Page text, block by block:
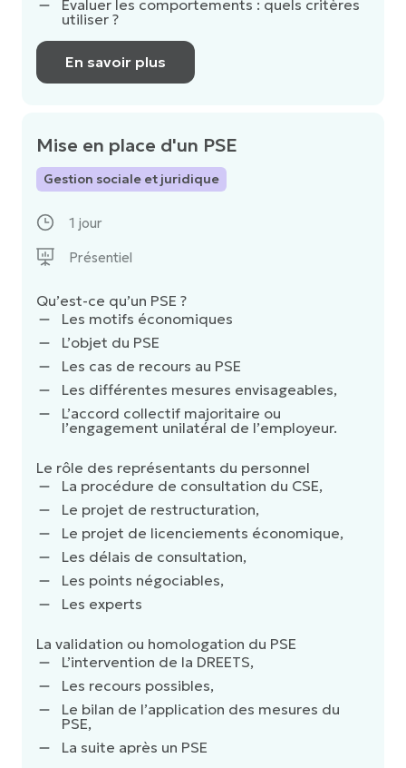
Évaluer les comportements : quels critères
utiliser ?
En savoir plus
Mise en place d'un PSE
Gestion sociale et juridique
Qu’est-ce qu’un PSE ?
Les motifs économiques
L’objet du PSE
Les cas de recours au PSE
Les différentes mesures envisageables,
L’accord collectif majoritaire ou
l’engagement unilatéral de l’employeur.
Le rôle des représentants du personnel
La procédure de consultation du CSE,
Le projet de restructuration,
Le projet de licenciements économique,
Les délais de consultation,
Les points négociables,
Les experts
La validation ou homologation du PSE
L’intervention de la DREETS,
Les recours possibles,
Le bilan de l’application des mesures du
PSE,
La suite après un PSE
1 jour
Présentiel